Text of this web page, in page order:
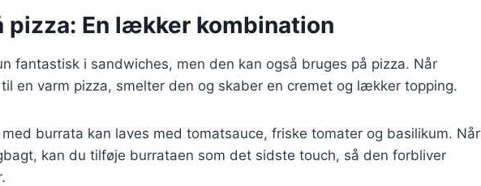
pizza: En lækker kombination
fantastisk i sandwiches, men den kan også bruges på pizza. Når
en varm pizza, smelter den og skaber en cremet og lækker topping.
med burrata kan laves med tomatsauce, friske tomater og basilikum. Når
kan du tilføje burrataen som det sidste touch, så den forbliver